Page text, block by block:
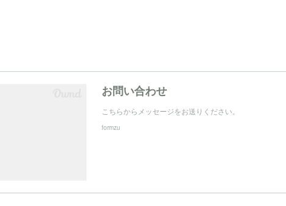
お問い合わせ
こちらからメッセージをお送りください。
formzu